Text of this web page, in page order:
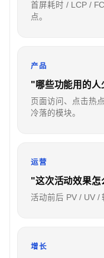
首屏耗时 / LCP /
点。
产品
"哪些功能用的人
页面访问、点击热
冷落的模块。
运营
"这次活动效果怎
活动前后 PV / UV /
增长